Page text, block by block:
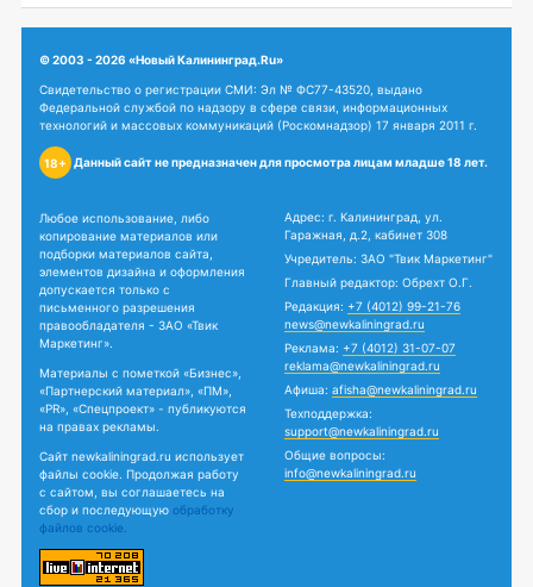
© 2003 - 2026 «Новый Калининград.Ru»
Свидетельство о регистрации СМИ: Эл № ФС77-43520, выдано
Федеральной службой по надзору в сфере связи, информационных
технологий и массовых коммуникаций (Роскомнадзор) 17 января 2011 г.
18+ Данный сайт не предназначен для просмотра лицам младше 18 лет.
Любое использование, либо
копирование материалов или
подборки материалов сайта,
элементов дизайна и оформления
допускается только с
письменного разрешения
правообладателя - ЗАО «Твик
Маркетинг».
Материалы с пометкой «Бизнес»,
«Партнерский материал», «ПМ»,
«PR», «Спецпроект» - публикуются
на правах рекламы.
Сайт newkaliningrad.ru использует
файлы cookie. Продолжая работу
с сайтом, вы соглашаетесь на
сбор и последующую обработку
файлов cookie.
Адрес: г. Калининград, ул.
Гаражная, д.2, кабинет 308
Учредитель: ЗАО "Твик Маркетинг"
Главный редактор: Обрехт О.Г.
Редакция: +7 (4012) 99-21-76
news@newkaliningrad.ru
Реклама: +7 (4012) 31-07-07
reklama@newkaliningrad.ru
Афиша: afisha@newkaliningrad.ru
Техподдержка:
support@newkaliningrad.ru
Общие вопросы:
info@newkaliningrad.ru